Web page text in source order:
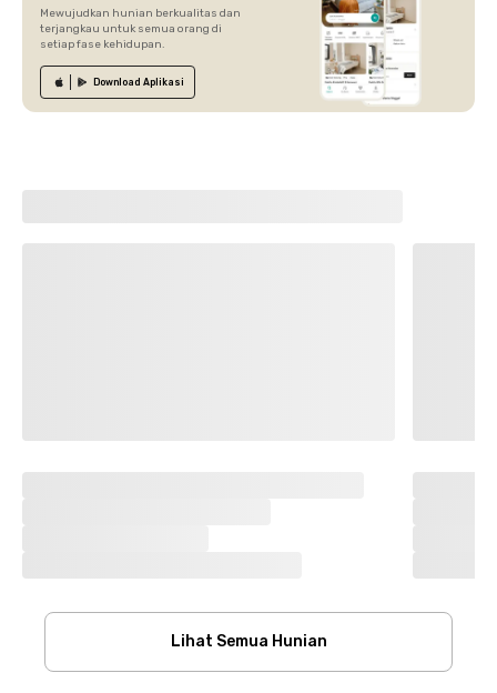
Mewujudkan hunian berkualitas dan
terjangkau untuk semua orang di
setiap fase kehidupan.
Download Aplikasi
Lihat Semua Hunian